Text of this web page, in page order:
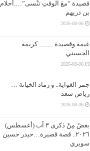
قصيدة “معَ الوقتِ تنْسى”….أحلام
بن دريهم
2026-08-06
غيمة وقصيدة ____ كريمة
الحسيني
2026-08-06
جمر الغواية.. و رماد الخيانة …
رياض سعد
2026-08-06
بغضُ مِنْ ذكرى ٣ آب (أغسطس)
٢٠٢٦.. قصة قصيرة…حيدر حسين
سويري